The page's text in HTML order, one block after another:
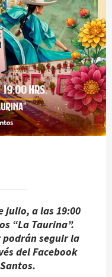
julio, a las 19:00
“La Taurina”.
podrán seguir la
del Facebook